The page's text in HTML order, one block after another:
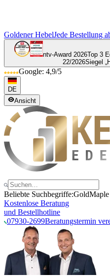
Goldener HebelJede Bestellung
ntv-Award 2026Top 3
22/2026Siegel
Google: 4,9/5
DE
Ansicht
Beliebte Suchbegriffe:Gold
Kostenlose Beratung
und Bestellhotline
07930-2699Beratungstermin